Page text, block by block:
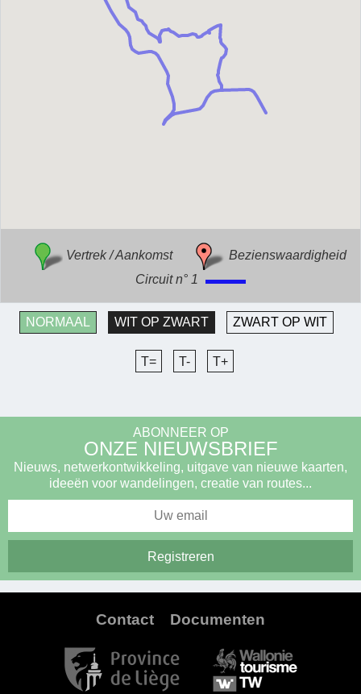
Vertrek / Aankomst
Bezienswaardigheid
Circuit n° 1
NORMAAL WIT OP ZWART ZWART OP WIT
T= T- T+
ABONNEER OP
ONZE NIEUWSBRIEF
Nieuws, netwerkontwikkeling, uitgave van nieuwe kaarten,
ideeën voor wandelingen, creatie van routes...
Contact Documenten